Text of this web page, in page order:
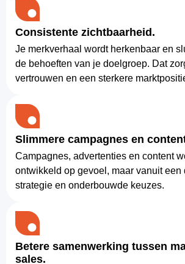
Consistente zichtbaarheid.
Je merkverhaal wordt herkenbaar en
de behoeften van je doelgroep. Dat
vertrouwen en een sterkere
Slimmere campagnes en
Campagnes, advertenties en content
ontwikkeld op gevoel, maar vanuit een
strategie en onderbouwde keuzes.
Betere samenwerking tussen
sales.